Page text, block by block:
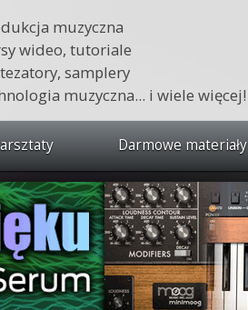
muzyczna
wideo, tutoriale
samplery
muzyczna... i wiele więcej!
kursy i warsztaty
🔥
w praktyce
od podstaw
Darmowe materiały